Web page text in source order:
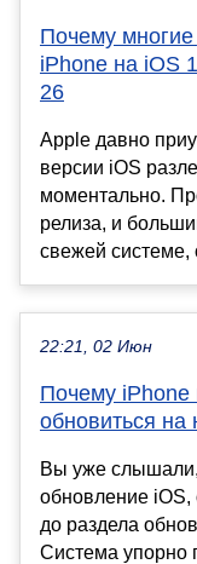
Почему
iPhone на iOS
26
Apple давно
версии iOS
моментально.
релиза, и
свежей
22:21, 02 Июн
Почему iPhone
обновиться
Вы уже
обновление iOS,
до раздела
Система упорно